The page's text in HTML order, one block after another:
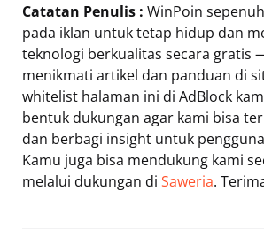
Catatan Penulis : WinPoin
pada iklan untuk tetap hidup dan
teknologi berkualitas secara gratis
menikmati artikel dan panduan di
whitelist halaman ini di AdBlock
bentuk dukungan agar kami bisa
dan berbagi insight untuk
Kamu juga bisa mendukung kami
melalui dukungan di Saweria.